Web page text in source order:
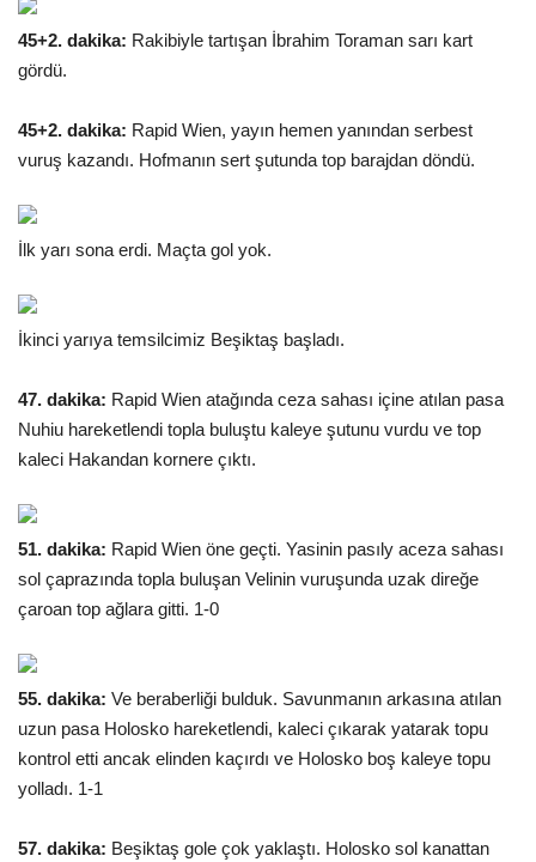
45+2. dakika: Rakibiyle tartışan İbrahim Toraman sarı kart
gördü.
45+2. dakika: Rapid Wien, yayın hemen yanından serbest
vuruş kazandı. Hofmanın sert şutunda top barajdan döndü.
İlk yarı sona erdi. Maçta gol yok.
İkinci yarıya temsilcimiz Beşiktaş başladı.
47. dakika: Rapid Wien atağında ceza sahası içine atılan pasa
Nuhiu hareketlendi topla buluştu kaleye şutunu vurdu ve top
kaleci Hakandan kornere çıktı.
51. dakika: Rapid Wien öne geçti. Yasinin pasıly aceza sahası
sol çaprazında topla buluşan Velinin vuruşunda uzak direğe
çaroan top ağlara gitti. 1-0
55. dakika: Ve beraberliği bulduk. Savunmanın arkasına atılan
uzun pasa Holosko hareketlendi, kaleci çıkarak yatarak topu
kontrol etti ancak elinden kaçırdı ve Holosko boş kaleye topu
yolladı. 1-1
57. dakika: Beşiktaş gole çok yaklaştı. Holosko sol kanattan